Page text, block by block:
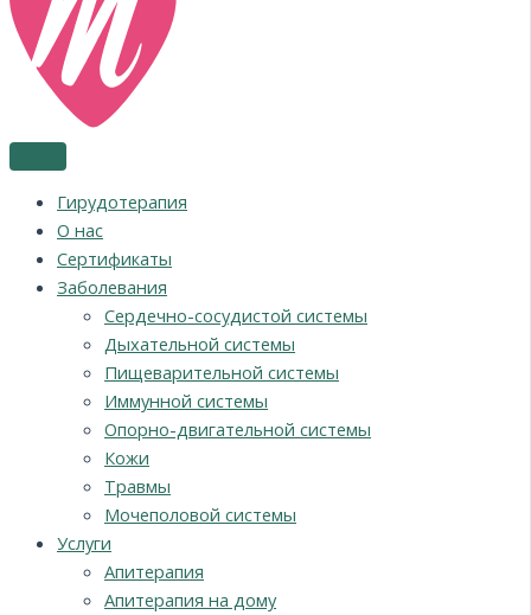
Гирудотерапия
О нас
Сертификаты
Заболевания
Сердечно-сосудистой системы
Дыхательной системы
Пищеварительной системы
Иммунной системы
Опорно-двигательной системы
Кожи
Травмы
Мочеполовой системы
Услуги
Апитерапия
Апитерапия на дому